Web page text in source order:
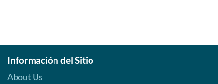
Información del Sitio
About Us